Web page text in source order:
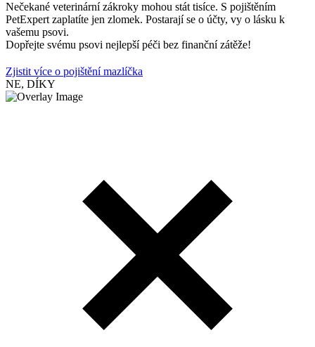
Nečekané veterinární zákroky mohou stát tisíce. S pojištěním
PetExpert zaplatíte jen zlomek. Postarají se o účty, vy o lásku k
vašemu psovi.
Dopřejte svému psovi nejlepší péči bez finanční zátěže!
Zjistit více o pojištění mazlíčka
NE, DÍKY